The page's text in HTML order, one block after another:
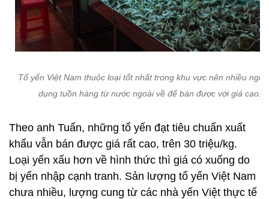
Tổ yến Việt Nam thuộc loại tốt nhất trong khu vực nên nhiều
dụng tuồn hàng từ nước ngoài về để bán được với giá cao.
Theo anh Tuấn, những tổ yến đạt tiêu chuẩn xuất
khẩu vẫn bán được giá rất cao, trên 30 triệu/kg.
Loại yến xấu hơn về hình thức thì giá có xuống do
bị yến nhập cạnh tranh. Sản lượng tổ yến Việt Nam
chưa nhiều, lượng cung từ các nhà yến Việt thực tế